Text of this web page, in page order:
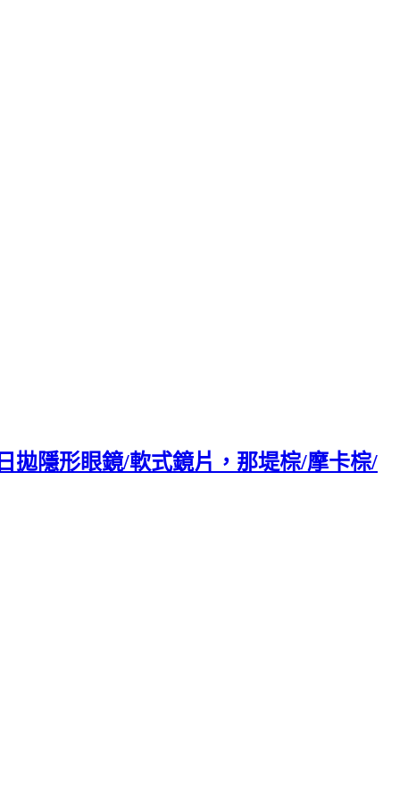
隱形眼鏡/軟式鏡片，那堤棕/摩卡棕/